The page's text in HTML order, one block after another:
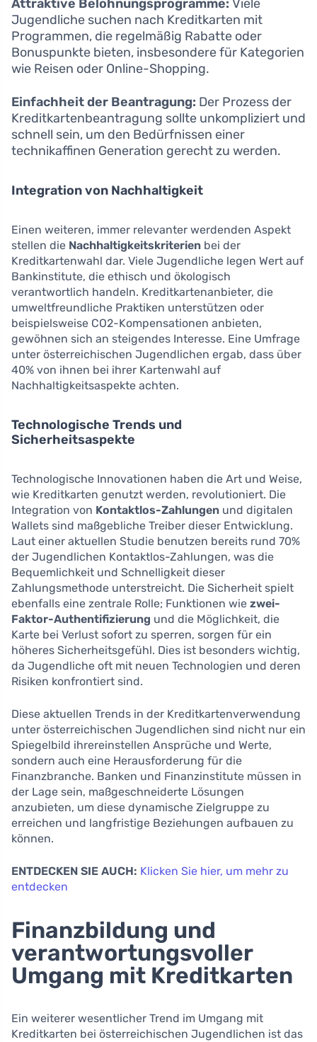
Attraktive Belohnungsprogramme: Viele
Jugendliche suchen nach Kreditkarten mit
Programmen, die regelmäßig Rabatte oder
Bonuspunkte bieten, insbesondere für Kategorien
wie Reisen oder Online-Shopping.
Einfachheit der Beantragung: Der Prozess der
Kreditkartenbeantragung sollte unkompliziert und
schnell sein, um den Bedürfnissen einer
technikaffinen Generation gerecht zu werden.
Integration von Nachhaltigkeit
Einen weiteren, immer relevanter werdenden Aspekt
stellen die Nachhaltigkeitskriterien bei der
Kreditkartenwahl dar. Viele Jugendliche legen Wert auf
Bankinstitute, die ethisch und ökologisch
verantwortlich handeln. Kreditkartenanbieter, die
umweltfreundliche Praktiken unterstützen oder
beispielsweise CO2-Kompensationen anbieten,
gewöhnen sich an steigendes Interesse. Eine Umfrage
unter österreichischen Jugendlichen ergab, dass über
40% von ihnen bei ihrer Kartenwahl auf
Nachhaltigkeitsaspekte achten.
Technologische Trends und
Sicherheitsaspekte
Technologische Innovationen haben die Art und Weise,
wie Kreditkarten genutzt werden, revolutioniert. Die
Integration von Kontaktlos-Zahlungen und digitalen
Wallets sind maßgebliche Treiber dieser Entwicklung.
Laut einer aktuellen Studie benutzen bereits rund 70%
der Jugendlichen Kontaktlos-Zahlungen, was die
Bequemlichkeit und Schnelligkeit dieser
Zahlungsmethode unterstreicht. Die Sicherheit spielt
ebenfalls eine zentrale Rolle; Funktionen wie zwei-
Faktor-Authentifizierung und die Möglichkeit, die
Karte bei Verlust sofort zu sperren, sorgen für ein
höheres Sicherheitsgefühl. Dies ist besonders wichtig,
da Jugendliche oft mit neuen Technologien und deren
Risiken konfrontiert sind.
Diese aktuellen Trends in der Kreditkartenverwendung
unter österreichischen Jugendlichen sind nicht nur ein
Spiegelbild ihrereinstellen Ansprüche und Werte,
sondern auch eine Herausforderung für die
Finanzbranche. Banken und Finanzinstitute müssen in
der Lage sein, maßgeschneiderte Lösungen
anzubieten, um diese dynamische Zielgruppe zu
erreichen und langfristige Beziehungen aufbauen zu
können.
ENTDECKEN SIE AUCH: Klicken Sie hier, um mehr zu
entdecken
Finanzbildung und
verantwortungsvoller
Umgang mit Kreditkarten
Ein weiterer wesentlicher Trend im Umgang mit
Kreditkarten bei österreichischen Jugendlichen ist das